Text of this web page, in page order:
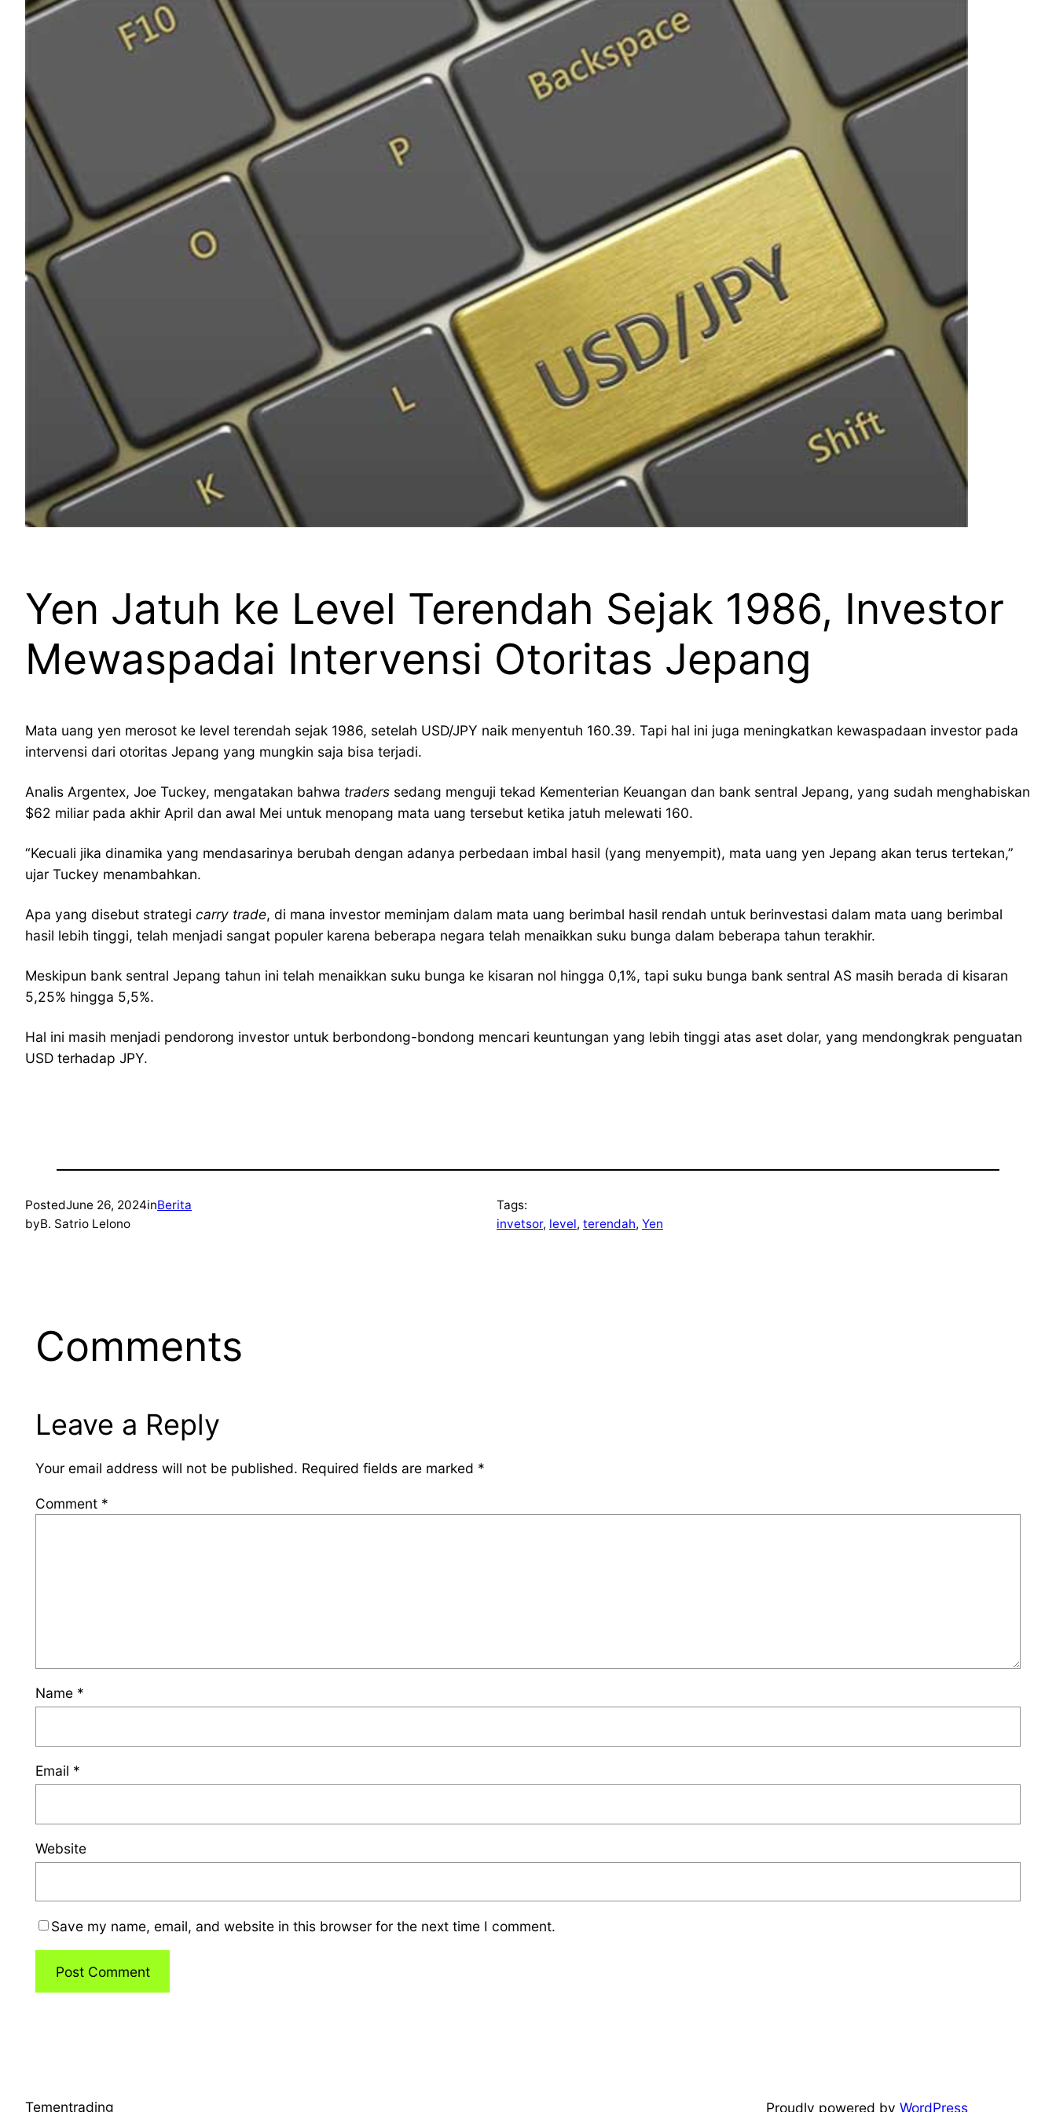
Yen Jatuh ke Level Terendah Sejak 1986, Investor
Mewaspadai Intervensi Otoritas Jepang
Mata uang yen merosot ke level terendah sejak 1986, setelah USD/JPY naik menyentuh 160.39. Tapi hal ini juga meningkatkan kewaspadaan investor pada
intervensi dari otoritas Jepang yang mungkin saja bisa terjadi.
Analis Argentex, Joe Tuckey, mengatakan bahwa traders sedang menguji tekad Kementerian Keuangan dan bank sentral Jepang, yang sudah menghabiskan
$62 miliar pada akhir April dan awal Mei untuk menopang mata uang tersebut ketika jatuh melewati 160.
“Kecuali jika dinamika yang mendasarinya berubah dengan adanya perbedaan imbal hasil (yang menyempit), mata uang yen Jepang akan terus tertekan,”
ujar Tuckey menambahkan.
Apa yang disebut strategi carry trade, di mana investor meminjam dalam mata uang berimbal hasil rendah untuk berinvestasi dalam mata uang berimbal
hasil lebih tinggi, telah menjadi sangat populer karena beberapa negara telah menaikkan suku bunga dalam beberapa tahun terakhir.
Meskipun bank sentral Jepang tahun ini telah menaikkan suku bunga ke kisaran nol hingga 0,1%, tapi suku bunga bank sentral AS masih berada di kisaran
5,25% hingga 5,5%.
Hal ini masih menjadi pendorong investor untuk berbondong-bondong mencari keuntungan yang lebih tinggi atas aset dolar, yang mendongkrak penguatan
USD terhadap JPY.
PostedJune 26, 2024inBerita
byB. Satrio Lelono
Tags:
invetsor, level, terendah, Yen
Comments
Leave a Reply
Your email address will not be published. Required fields are marked *
Comment *
Name *
Email *
Website
Save my name, email, and website in this browser for the next time I comment.
Tementrading Proudly powered by WordPress